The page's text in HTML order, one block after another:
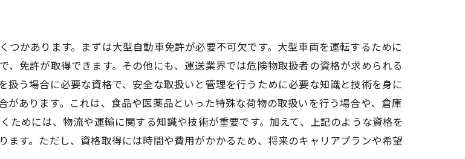
かあります。まずは大型自動車免許が必要不可欠です。大型車両を運転するために
免許が取得できます。その他にも、運送業界では危険物取扱者の資格が求められる
う場合に必要な資格で、安全な取扱いと管理を行うために必要な知識と技術を身に
あります。これは、食品や医薬品といった特殊な荷物の取扱いを行う場合や、倉庫
ためには、物流や運輸に関する知識や技術が重要です。加えて、上記のような資格を
す。ただし、資格取得には時間や費用がかかるため、将来のキャリアプランや希望